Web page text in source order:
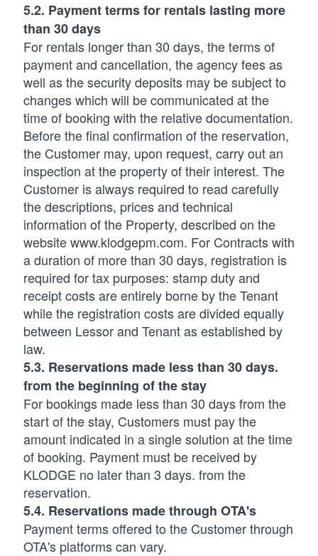
5.2. Payment terms for rentals lasting more
than 30 days
For rentals longer than 30 days, the terms of
payment and cancellation, the agency fees as
well as the security deposits may be subject to
changes which will be communicated at the
time of booking with the relative documentation.
Before the final confirmation of the reservation,
the Customer may, upon request, carry out an
inspection at the property of their interest. The
Customer is always required to read carefully
the descriptions, prices and technical
information of the Property, described on the
website www.klodgepm.com. For Contracts with
a duration of more than 30 days, registration is
required for tax purposes: stamp duty and
receipt costs are entirely borne by the Tenant
while the registration costs are divided equally
between Lessor and Tenant as established by
law.
5.3. Reservations made less than 30 days.
from the beginning of the stay
For bookings made less than 30 days from the
start of the stay, Customers must pay the
amount indicated in a single solution at the time
of booking. Payment must be received by
KLODGE no later than 3 days. from the
reservation.
5.4. Reservations made through OTA's
Payment terms offered to the Customer through
OTA's platforms can vary.